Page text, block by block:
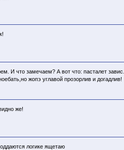
И что замечаем? А вот что: пасталет
жопэ углавой прозорлив и догадлив!
же!
логике ящетаю